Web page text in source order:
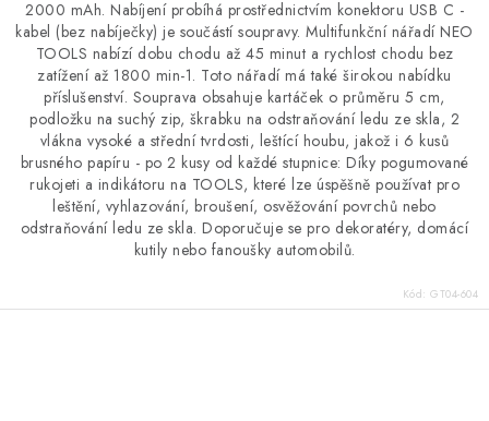
2000 mAh. Nabíjení probíhá prostřednictvím konektoru USB C -
kabel (bez nabíječky) je součástí soupravy. Multifunkční nářadí NEO
TOOLS nabízí dobu chodu až 45 minut a rychlost chodu bez
zatížení až 1800 min-1. Toto nářadí má také širokou nabídku
příslušenství. Souprava obsahuje kartáček o průměru 5 cm,
podložku na suchý zip, škrabku na odstraňování ledu ze skla, 2
vlákna vysoké a střední tvrdosti, leštící houbu, jakož i 6 kusů
brusného papíru - po 2 kusy od každé stupnice: Díky pogumované
rukojeti a indikátoru na TOOLS, které lze úspěšně používat pro
leštění, vyhlazování, broušení, osvěžování povrchů nebo
odstraňování ledu ze skla. Doporučuje se pro dekoratéry, domácí
kutily nebo fanoušky automobilů.
Kód: GT04-604